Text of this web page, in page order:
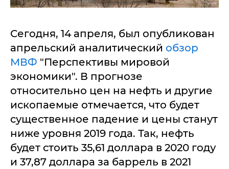
Сегодня, 14 апреля, был опубликован
апрельский аналитический обзор
МВФ "Перспективы мировой
экономики". В прогнозе
относительно цен на нефть и другие
ископаемые отмечается, что будет
существенное падение и цены станут
ниже уровня 2019 года. Так, нефть
будет стоить 35,61 доллара в 2020 году
и 37,87 доллара за баррель в 2021